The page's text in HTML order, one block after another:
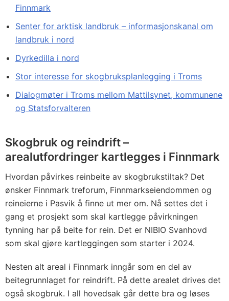
Finnmark
Senter for arktisk landbruk – informasjonskanal om
landbruk i nord
Dyrkedilla i nord
Stor interesse for skogbruksplanlegging i Troms
Dialogmøter i Troms mellom Mattilsynet, kommunene
og Statsforvalteren
Skogbruk og reindrift –
arealutfordringer kartlegges i Finnmark
Hvordan påvirkes reinbeite av skogbrukstiltak? Det
ønsker Finnmark treforum, Finnmarkseiendommen og
reineierne i Pasvik å finne ut mer om. Nå settes det i
gang et prosjekt som skal kartlegge påvirkningen
tynning har på beite for rein. Det er NIBIO Svanhovd
som skal gjøre kartleggingen som starter i 2024.
Nesten alt areal i Finnmark inngår som en del av
beitegrunnlaget for reindrift. På dette arealet drives det
også skogbruk. I all hovedsak går dette bra og løses